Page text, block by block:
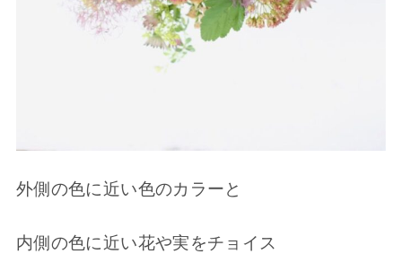
外側の色に近い色のカラーと
内側の色に近い花や実をチョイス